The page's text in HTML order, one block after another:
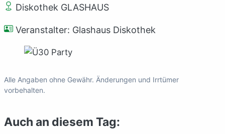
Diskothek GLASHAUS
Veranstalter: Glashaus Diskothek
Alle Angaben ohne Gewähr. Änderungen und Irrtümer
vorbehalten.
Auch an diesem Tag: